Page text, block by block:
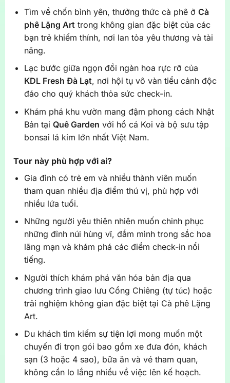
Tìm về chốn bình yên, thưởng thức cà phê ở Cà
phê Lặng Art trong không gian đặc biệt của các
bạn trẻ khiếm thính, nơi lan tỏa yêu thương và tài
năng.
Lạc bước giữa ngọn đồi ngàn hoa rực rỡ của
KDL Fresh Đà Lạt, nơi hội tụ vô vàn tiểu cảnh độc
đáo cho quý khách thỏa sức check-in.
Khám phá khu vườn mang đậm phong cách Nhật
Bản tại Quê Garden với hồ cá Koi và bộ sưu tập
bonsai lá kim lớn nhất Việt Nam.
Tour này phù hợp với ai?
Gia đình có trẻ em và nhiều thành viên muốn
tham quan nhiều địa điểm thú vị, phù hợp với
nhiều lứa tuổi.
Những người yêu thiên nhiên muốn chinh phục
những đỉnh núi hùng vĩ, đắm mình trong sắc hoa
lãng mạn và khám phá các điểm check-in nổi
tiếng.
Người thích khám phá văn hóa bản địa qua
chương trình giao lưu Cồng Chiêng (tự túc) hoặc
trải nghiệm không gian đặc biệt tại Cà phê Lặng
Art.
Du khách tìm kiếm sự tiện lợi mong muốn một
chuyến đi trọn gói bao gồm xe đưa đón, khách
sạn (3 hoặc 4 sao), bữa ăn và vé tham quan,
không cần lo lắng nhiều về việc lên kế hoạch.